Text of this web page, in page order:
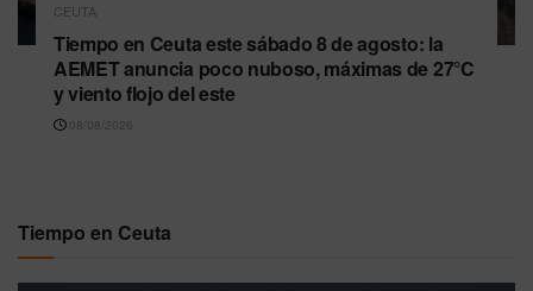
CEUTA
Tiempo en Ceuta este sábado 8 de agosto: la
AEMET anuncia poco nuboso, máximas de 27°C
y viento flojo del este
08/08/2026
Tiempo en Ceuta